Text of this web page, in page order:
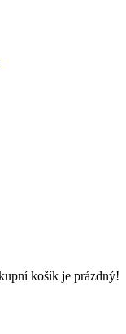
košík je prázdný!